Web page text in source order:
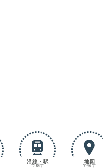
沿線・駅
で探す
地図
で探す